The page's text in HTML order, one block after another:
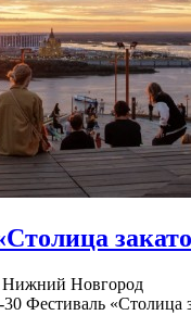
Нижний Новгород
30 Фестиваль «Столица